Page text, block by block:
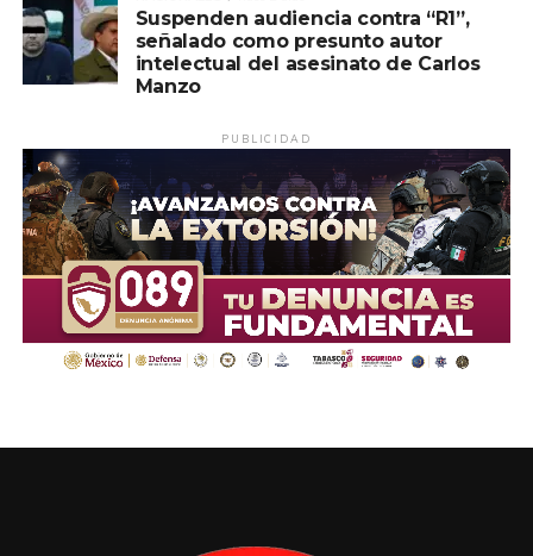
Suspenden audiencia contra “R1”,
señalado como presunto autor
intelectual del asesinato de Carlos
Manzo
PUBLICIDAD